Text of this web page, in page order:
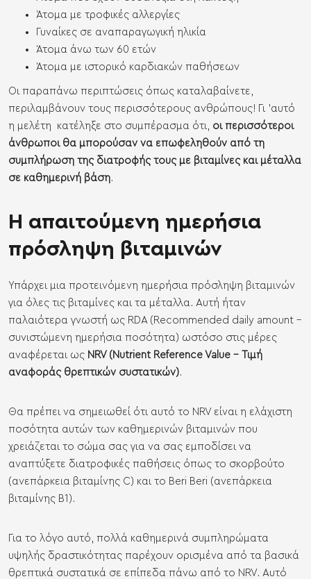
Άτομα με τροφικές αλλεργίες
Γυναίκες σε αναπαραγωγική ηλικία
Άτομα άνω των 60 ετών
Άτομα με ιστορικό καρδιακών παθήσεων
Οι παραπάνω περιπτώσεις όπως καταλαβαίνετε,
περιλαμβάνουν τους περισσότερους ανθρώπους! Γι 'αυτό
η μελέτη κατέληξε στο συμπέρασμα ότι, οι περισσότεροι
άνθρωποι θα μπορούσαν να επωφεληθούν από τη
συμπλήρωση της διατροφής τους με βιταμίνες και μέταλλα
σε καθημερινή βάση.
Η απαιτούμενη ημερήσια
πρόσληψη βιταμινών
Υπάρχει μια προτεινόμενη ημερήσια πρόσληψη βιταμινών
για όλες τις βιταμίνες και τα μέταλλα. Αυτή ήταν
παλαιότερα γνωστή ως RDA (Recommended daily amount -
συνιστώμενη ημερήσια ποσότητα) ωστόσο στις μέρες
αναφέρεται ως NRV (Nutrient Reference Value - Τιμή
αναφοράς θρεπτικών συστατικών).
Θα πρέπει να σημειωθεί ότι αυτό το NRV είναι η ελάχιστη
ποσότητα αυτών των καθημερινών βιταμινών που
χρειάζεται το σώμα σας για να σας εμποδίσει να
αναπτύξετε διατροφικές παθήσεις όπως το σκορβούτο
(ανεπάρκεια βιταμίνης C) και το Beri Beri (ανεπάρκεια
βιταμίνης Β1).
Για το λόγο αυτό, πολλά καθημερινά συμπληρώματα
υψηλής δραστικότητας παρέχουν ορισμένα από τα βασικά
θρεπτικά συστατικά σε επίπεδα πάνω από το NRV. Αυτό